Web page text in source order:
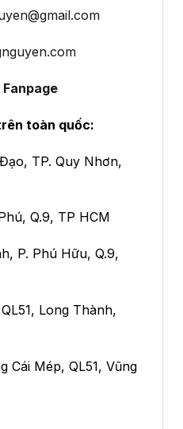
Fanpage
toàn quốc:
TP. Quy Nhơn,
Q.9, TP HCM
P. Phú Hữu, Q.9,
Long Thành,
Cái Mép, QL51, Vũng